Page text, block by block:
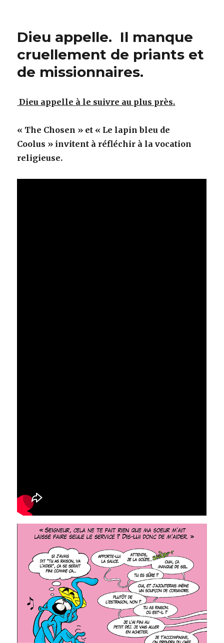
Dieu appelle. Il manque
cruellement de priants et
de missionnaires.
Dieu appelle à le suivre au plus près.
« The Chosen » et « Le lapin bleu de
Coolus » invitent à réfléchir à la vocation
religieuse.